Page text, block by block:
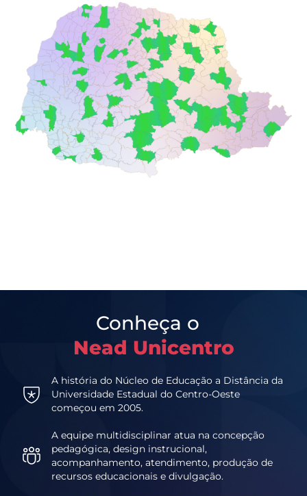
Conheça o
Nead Unicentro
A história do Núcleo de Educação a Distância da
Universidade Estadual do Centro-Oeste
começou em 2005.
A equipe multidisciplinar atua na concepção
pedagógica, design instrucional,
acompanhamento, atendimento, produção de
recursos educacionais e divulgação.